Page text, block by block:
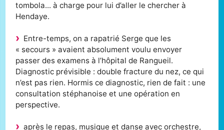
tombola... à charge pour lui d’aller le chercher à
Hendaye.
Entre-temps, on a rapatrié Serge que les
« secours » avaient absolument voulu envoyer
passer des examens à l’hôpital de Rangueil.
Diagnostic prévisible : double fracture du nez, ce qui
n’est pas rien. Hormis ce diagnostic, rien de fait : une
consultation stéphanoise et une opération en
perspective.
après le repas, musique et danse avec orchestre,